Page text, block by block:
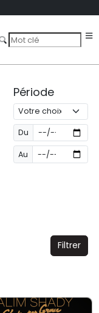
Période
Du
Au
Filtrer